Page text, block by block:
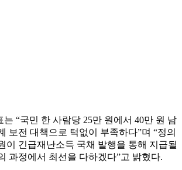
“국민 한 사람당 25만 원에서 40만 원 남
보전 대책으로 턱없이 부족하다”며 “정의
이 긴급재난소득 국채 발행을 통해 지급될
과정에서 최선을 다하겠다”고 밝혔다.